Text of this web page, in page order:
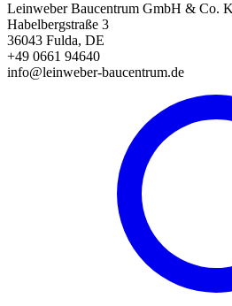
Leinweber Baucentrum GmbH & Co.
Habelbergstraße 3
36043 Fulda, DE
+49 0661 94640
info@leinweber-baucentrum.de